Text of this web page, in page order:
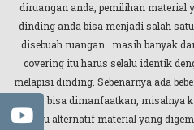
diruangan anda, pemilihan material
dinding anda bisa menjadi salah
disebuah ruangan. masih banyak
covering itu harus selalu identik
melapisi dinding. Sebenarnya ada
yang bisa dimanfaatkan, misalnya
satu alternatif material yang